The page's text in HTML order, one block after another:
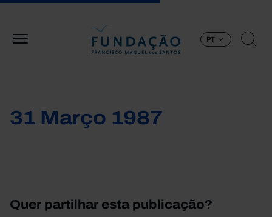
PT
31 Março 1987
Quer partilhar esta publicação?